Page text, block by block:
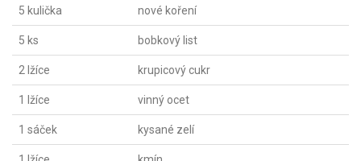
5 kulička nové koření
5 ks bobkový list
2 lžíce krupicový cukr
1 lžíce vinný ocet
1 sáček kysané zelí